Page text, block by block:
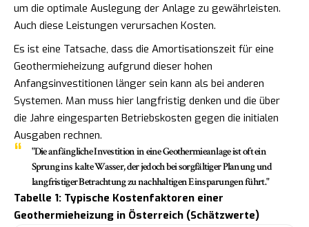
um die optimale Auslegung der Anlage zu gewährleisten.
Auch diese Leistungen verursachen Kosten.
Es ist eine Tatsache, dass die Amortisationszeit für eine
Geothermieheizung aufgrund dieser hohen
Anfangsinvestitionen länger sein kann als bei anderen
Systemen. Man muss hier langfristig denken und die über
die Jahre eingesparten Betriebskosten gegen die initialen
Ausgaben rechnen.
"Die anfängliche Investition in eine Geothermieanlage ist oft ein
Sprung ins kalte Wasser, der jedoch bei sorgfältiger Planung und
langfristiger Betrachtung zu nachhaltigen Einsparungen führt."
Tabelle 1: Typische Kostenfaktoren einer
Geothermieheizung in Österreich (Schätzwerte)